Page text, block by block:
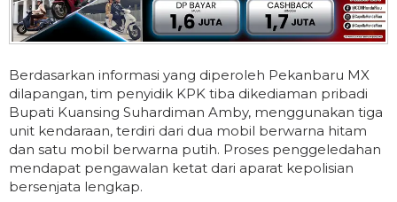
Berdasarkan informasi yang diperoleh Pekanbaru MX
dilapangan, tim penyidik KPK tiba dikediaman pribadi
Bupati Kuansing Suhardiman Amby, menggunakan tiga
unit kendaraan, terdiri dari dua mobil berwarna hitam
dan satu mobil berwarna putih. Proses penggeledahan
mendapat pengawalan ketat dari aparat kepolisian
bersenjata lengkap.